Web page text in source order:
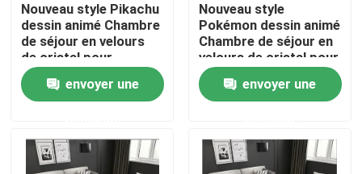
Maison
vidéos
Nouveau style Pikachu
dessin animé Chambre
de séjour en velours
de cristal pour
enfants, Chambre à
coucher Chambre de
séjour Tapis de sol
envoyer une
Nouveau style
Pokémon dessin animé
Chambre de séjour en
velours de cristal pour
enfants, Chambre à
coucher Chambre de
séjour Tapis de sol
envoyer une